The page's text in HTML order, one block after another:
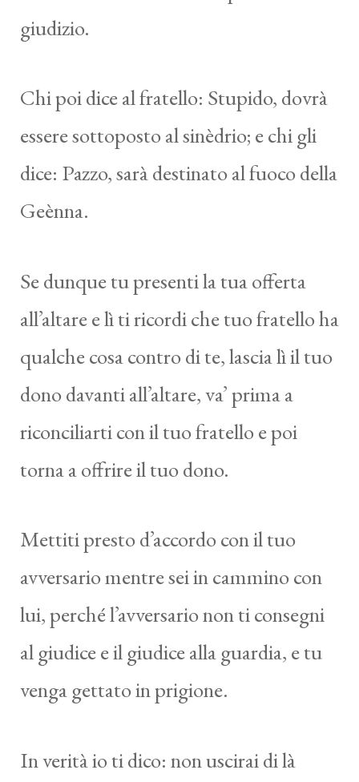
giudizio.
Chi poi dice al fratello: Stupido, dovrà
essere sottoposto al sinèdrio; e chi gli
dice: Pazzo, sarà destinato al fuoco della
Geènna.
Se dunque tu presenti la tua offerta
all’altare e lì ti ricordi che tuo fratello ha
qualche cosa contro di te, lascia lì il tuo
dono davanti all’altare, va’ prima a
riconciliarti con il tuo fratello e poi
torna a offrire il tuo dono.
Mettiti presto d’accordo con il tuo
avversario mentre sei in cammino con
lui, perché l’avversario non ti consegni
al giudice e il giudice alla guardia, e tu
venga gettato in prigione.
In verità io ti dico: non uscirai di là